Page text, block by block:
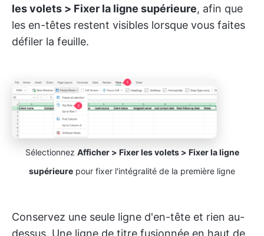
les volets > Fixer la ligne supérieure, afin que
les en-têtes restent visibles lorsque vous faites
défiler la feuille.
Sélectionnez Afficher > Fixer les volets > Fixer la ligne
supérieure pour fixer l'intégralité de la première ligne
Conservez une seule ligne d'en-tête et rien au-
dessus. Une ligne de titre fusionnée en haut de